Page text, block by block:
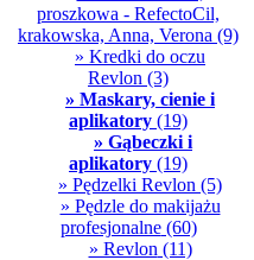
proszkowa - RefectoCil,
krakowska, Anna, Verona (9)
» Kredki do oczu
Revlon (3)
» Maskary, cienie i
aplikatory (19)
» Gąbeczki i
aplikatory (19)
» Pędzelki Revlon (5)
» Pędzle do makijażu
profesjonalne(60)
» Revlon (11)